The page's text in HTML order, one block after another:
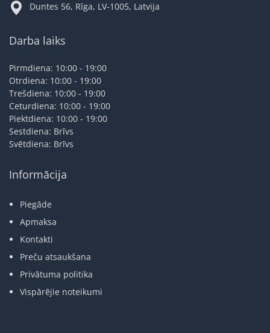
Duntes 56, Rīga, LV-1005, Latvija
Darba laiks
Pirmdiena: 10:00 - 19:00
Otrdiena: 10:00 - 19:00
Trešdiena: 10:00 - 19:00
Ceturdiena: 10:00 - 19:00
Piektdiena: 10:00 - 19:00
Sestdiena: Brīvs
Svētdiena: Brīvs
Informācija
Piegāde
Apmaksa
Kontakti
Preču atsaukšana
Privātuma politika
Vispārējie noteikumi